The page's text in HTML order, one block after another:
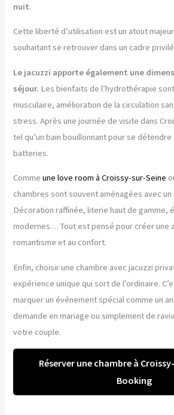
nuit.
Cette liberté d’utilisation est un atout
souhaitant se retrouver dans un cadre
Le jacuzzi apporte également une
séjour. Les bienfaits de l’hydrothérapie
musculaire, amélioration de la circulation
stress. Après une journée de visite dans
tel qu’un bain bouillonnant pour se
batteries.
Comme une love room à Croissy-sur-Seine
chambres sont souvent aménagées avec
Décoration raffinée, literie haut de gamme,
modernes… Tout est pensé pour créer une
romantisme et au confort.
Enfin, choisir une chambre avec jacuzzi
expérience unique qui sort de l’ordinaire.
marquer un événement spécial comme un
demande en mariage ou simplement de
votre couple.
Réserver une chambre à
Booking